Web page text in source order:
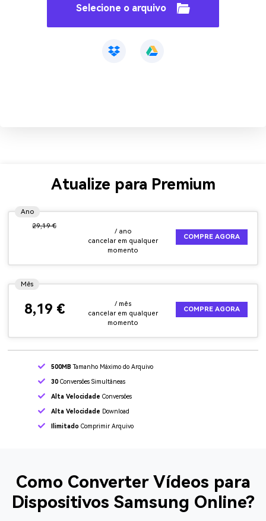
Selecione o arquivo
Atualize para Premium
Ano
29,19 €
/ ano
cancelar em qualquer
momento
COMPRE AGORA
Mês
8,19 €
/ mês
cancelar em qualquer
momento
COMPRE AGORA
500MBTamanho Máximo do Arquivo
30 Conversões Simultâneas
Alta Velocidade Conversões
Alta Velocidade Download
Ilimitado Comprimir Arquivo
Como Converter Vídeos para
Dispositivos Samsung Online?